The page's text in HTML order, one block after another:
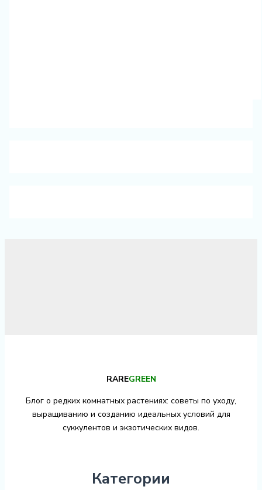
RAREGREEN
Блог о редких комнатных растениях: советы по уходу,
выращиванию и созданию идеальных условий для
суккулентов и экзотических видов.
Категории